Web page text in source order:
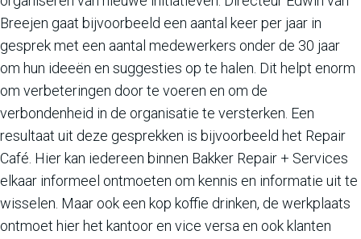
Breejen gaat bijvoorbeeld een aantal keer per jaar in
gesprek met een aantal medewerkers onder de 30 jaar
om hun ideeën en suggesties op te halen. Dit helpt enorm
om verbeteringen door te voeren en om de
verbondenheid in de organisatie te versterken. Een
resultaat uit deze gesprekken is bijvoorbeeld het Repair
Café. Hier kan iedereen binnen Bakker Repair + Services
elkaar informeel ontmoeten om kennis en informatie uit te
wisselen. Maar ook een kop koffie drinken, de werkplaats
ontmoet hier het kantoor en vice versa en ook klanten